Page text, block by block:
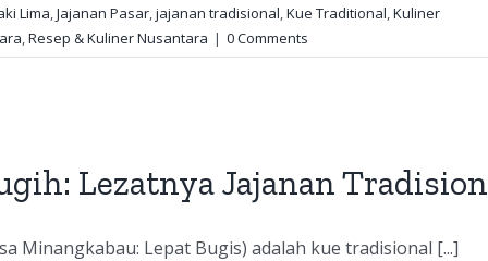
Lima,Jajanan Pasar,jajanan tradisional,Kue Traditional,Kuliner
,Resep & Kuliner Nusantara | 0 Comments
Lezatnya Jajanan
Minangkabau: Lepat Bugis) adalah kue tradisional [...]